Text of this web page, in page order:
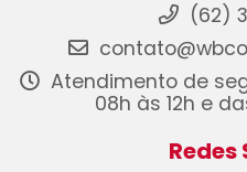
(62)
Atendimento de
08h às 12h e
Redes